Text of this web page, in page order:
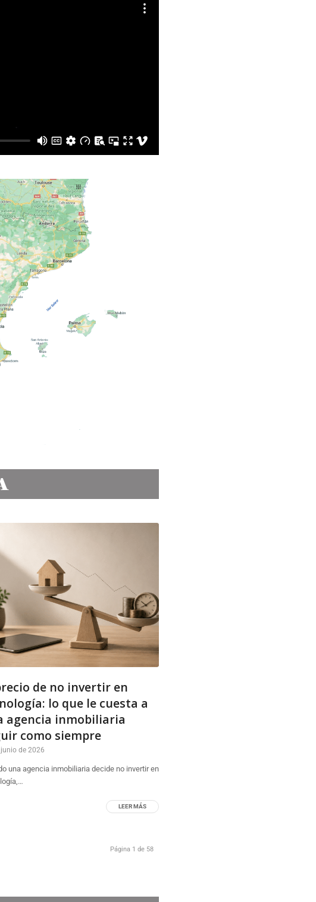
de no invertir en
lo que le cuesta a
agencia inmobiliaria
como siempre
de 2026
una agencia inmobiliaria decide no invertir en
LEER MÁS
Página 1 de 58